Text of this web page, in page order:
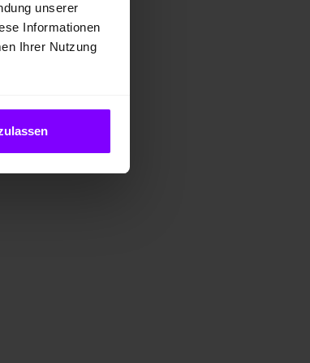
unserer
Informationen
Ihrer Nutzung